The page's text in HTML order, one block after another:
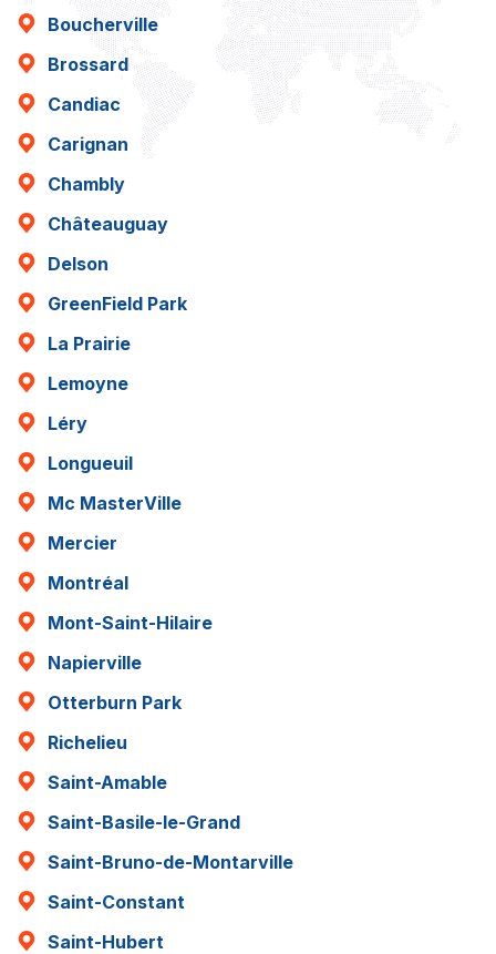
Boucherville
Brossard
Candiac
Carignan
Chambly
Châteauguay
Delson
GreenField Park
La Prairie
Lemoyne
Léry
Longueuil
Mc MasterVille
Mercier
Montréal
Mont-Saint-Hilaire
Napierville
Otterburn Park
Richelieu
Saint-Amable
Saint-Basile-le-Grand
Saint-Bruno-de-Montarville
Saint-Constant
Saint-Hubert